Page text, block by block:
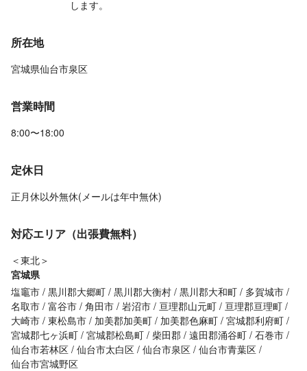
します。
所在地
宮城県仙台市泉区
営業時間
8:00〜18:00
定休日
正月休以外無休(メールは年中無休)
対応エリア（出張費無料）
＜東北＞
宮城県
塩竈市 黒川郡大郷町 黒川郡大衡村 黒川郡大和町
多賀城市
名取市 富谷市 角田市 岩沼市 亘理郡山元町
亘理郡亘理町
大崎市 東松島市 加美郡加美町 加美郡色麻町 宮城郡利府町
宮城郡七ヶ浜町 宮城郡松島町 柴田郡 遠田郡涌谷町 石巻市
仙台市若林区 仙台市太白区 仙台市泉区 仙台市青葉区
仙台市宮城野区